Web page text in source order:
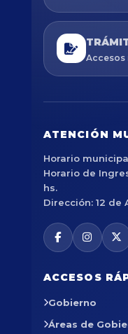
Accesos
ATENCIÓN
Horario
Horario de
hs.
Dirección: 12 de
ACCESOS
Gobierno
Áreas de